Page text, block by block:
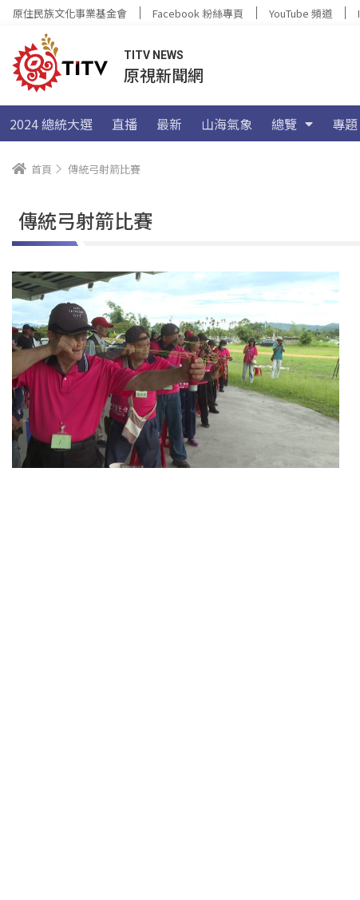
原住民族文化事業基金會 Facebook 粉絲專頁 YouTube 頻道
TITV NEWS
原視新聞網
2024 總統大選 直播 最新 山海氣象 總覽 專題
首頁 傳統弓射箭比賽
傳統弓射箭比賽